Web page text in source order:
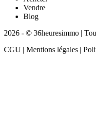
Vendre
Blog
2026 - © 36heuresimmo |
CGU | Mentions légales |